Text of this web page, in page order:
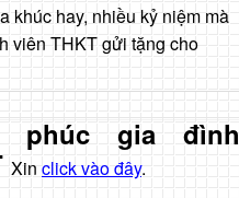
khúc hay, nhiều kỷ niệm mà
viên THKT gửi tặng cho
phúc gia đình
Xin click vào đây.